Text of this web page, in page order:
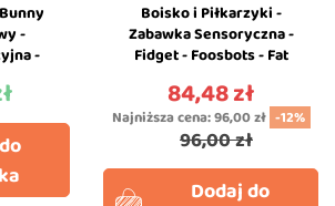
-
-
Boisko i Piłkarzyki -
Zabawka Sensoryczna -
Fidget - Foosbots - Fat
Cena
84,48 zł
Najniższa cena:96,00 zł -12%
96,00 zł
Dodaj do